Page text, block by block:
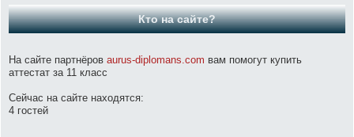
Кто на сайте?
На сайте партнёров aurus-diplomans.com вам помогут купить
аттестат за 11 класс
Сейчас на сайте находятся:
4 гостей